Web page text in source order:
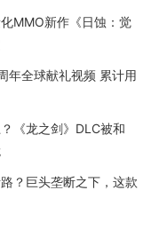
MMO新作《日蚀：觉
年全球献礼视频 累计用
《龙之剑》DLC被和
？巨头垄断之下，这款